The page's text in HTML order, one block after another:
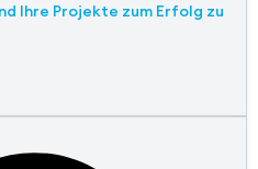
Ihre Projekte zum Erfolg zu